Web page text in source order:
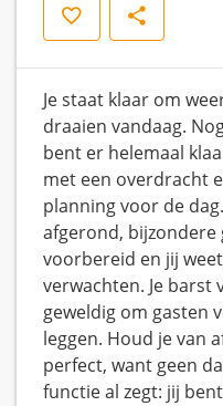
Opslaan Delen
Je staat klaar om
draaien vandaag.
bent er helemaal
met een overdracht
planning voor de
afgerond, bijzondere
voorbereid en jij
verwachten. Je barst
geweldig om gasten
leggen. Houd je van
perfect, want geen
functie al zegt: jij